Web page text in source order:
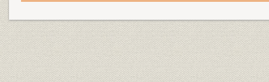
事業所 店舗存置期間一覧表(国外I) 明治37年~
事業所 店舗存置期間一覧表(国外II) 明治37年~